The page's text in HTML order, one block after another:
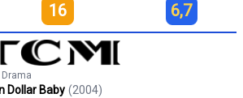
16 6,7
Dollar Baby (2004)